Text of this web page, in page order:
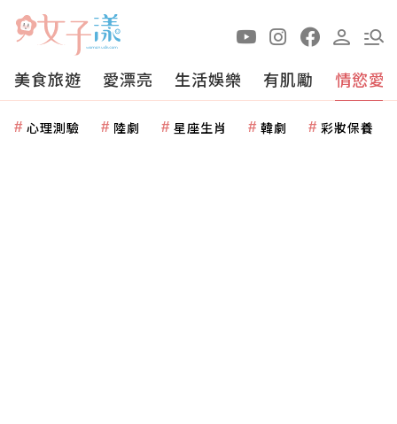
美食旅遊 愛漂亮 生活娛樂 有肌勵 情慾愛
心理測驗 陸劇 星座生肖 韓劇 彩妝保養